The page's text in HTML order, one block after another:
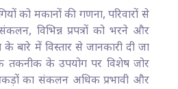
को मकानों की गणना, परिवारों से
विभिन्न प्रपत्रों को भरने और
के बारे में विस्तार से जानकारी दी जा
तकनीक के उपयोग पर विशेष जोर
का संकलन अधिक प्रभावी और